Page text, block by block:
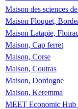
Maison des sciences
Maison Floquet,
Maison Latapie,
Maison, Cap ferret
Maison, Corse
Maison, Coutras
Maison, Dordogne
Maison, Keremma
MEET Economic